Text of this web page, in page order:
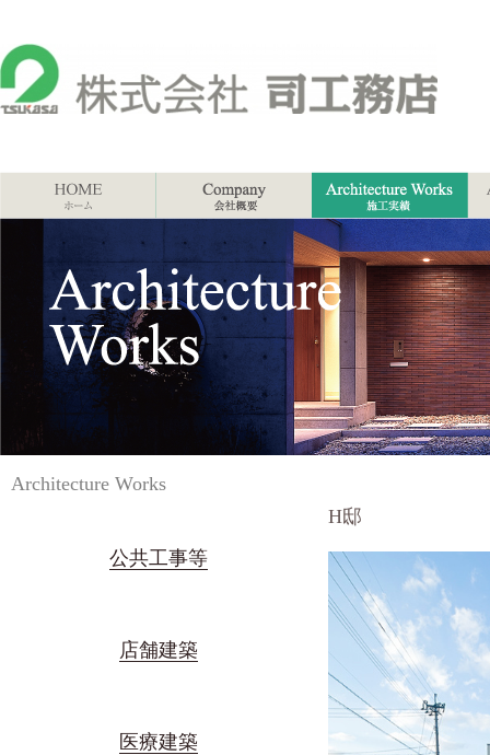
H邸
Architecture Works
公共工事等
店舗建築
医療建築